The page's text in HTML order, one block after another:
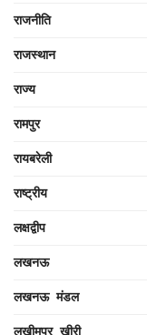
राजनीति
राजस्थान
राज्य
रामपुर
रायबरेली
राष्ट्रीय
लक्षद्वीप
लखनऊ
लखनऊ मंडल
लखीमपुर खीरी